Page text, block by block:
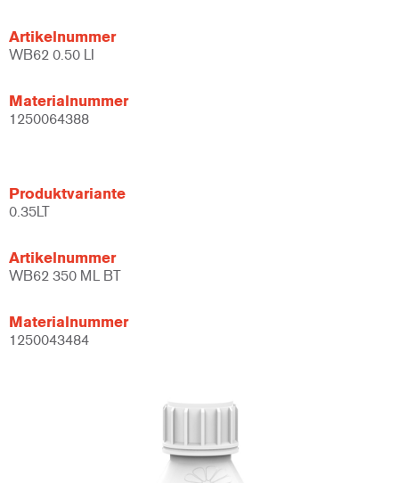
Artikelnummer
WB62 0.50 LI
Materialnummer
1250064388
Produktvariante
0.35LT
Artikelnummer
WB62 350 ML BT
Materialnummer
1250043484